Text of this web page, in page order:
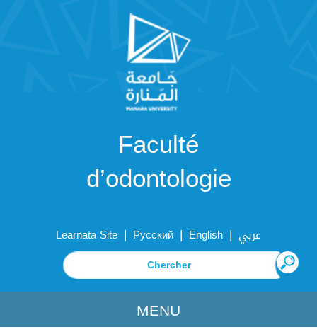
Faculté
d’odontologie
Learnata Site | Русский | English | عربي
MENU